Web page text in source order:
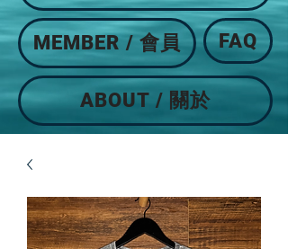
MEMBER / 會員 FAQ
ABOUT / 關於